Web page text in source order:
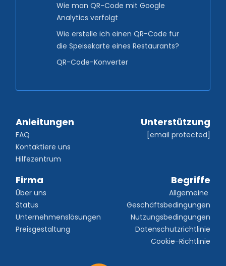
Wie man QR-Code mit Google
Analytics verfolgt
Wie erstelle ich einen QR-Code für
die Speisekarte eines Restaurants?
QR-Code-Konverter
Anleitungen
FAQ
Kontaktiere uns
Hilfezentrum
Unterstützung
[email protected]
Firma
Über uns
Status
Unternehmenslösungen
Preisgestaltung
Begriffe
Allgemeine
Geschäftsbedingungen
Nutzungsbedingungen
Datenschutzrichtlinie
Cookie-Richtlinie